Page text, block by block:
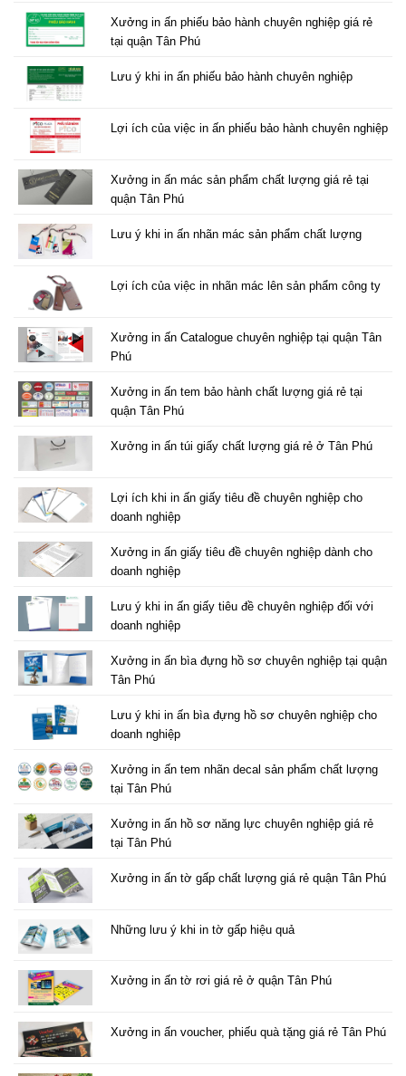
Xưởng in ấn phiếu bảo hành chuyên nghiệp giá rẻ
tại quận Tân Phú
Lưu ý khi in ấn phiếu bảo hành chuyên nghiệp
Lợi ích của việc in ấn phiếu bảo hành chuyên nghiệp
Xưởng in ấn mác sản phẩm chất lượng giá rẻ tại
quận Tân Phú
Lưu ý khi in ấn nhãn mác sản phẩm chất lượng
Lợi ích của việc in nhãn mác lên sản phẩm công ty
Xưởng in ấn Catalogue chuyên nghiệp tại quận Tân
Phú
Xưởng in ấn tem bảo hành chất lượng giá rẻ tại
quận Tân Phú
Xưởng in ấn túi giấy chất lượng giá rẻ ở Tân Phú
Lợi ích khi in ấn giấy tiêu đề chuyên nghiệp cho
doanh nghiệp
Xưởng in ấn giấy tiêu đề chuyên nghiệp dành cho
doanh nghiệp
Lưu ý khi in ấn giấy tiêu đề chuyên nghiệp đối với
doanh nghiệp
Xưởng in ấn bìa đựng hồ sơ chuyên nghiệp tại quận
Tân Phú
Lưu ý khi in ấn bìa đựng hồ sơ chuyên nghiệp cho
doanh nghiệp
Xưởng in ấn tem nhãn decal sản phẩm chất lượng
tại Tân Phú
Xưởng in ấn hồ sơ năng lực chuyên nghiệp giá rẻ
tại Tân Phú
Xưởng in ấn tờ gấp chất lượng giá rẻ quận Tân Phú
Những lưu ý khi in tờ gấp hiệu quả
Xưởng in ấn tờ rơi giá rẻ ở quận Tân Phú
Xưởng in ấn voucher, phiếu quà tặng giá rẻ Tân Phú